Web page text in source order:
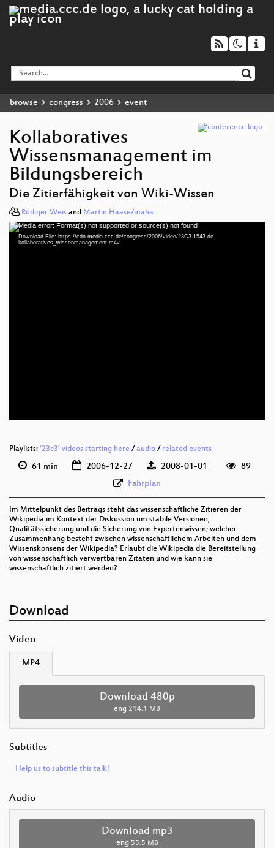
browse congress 2006 event
Kollaboratives
Wissensmanagement im
Bildungsbereich
Die Zitierfähigkeit von Wiki-Wissen
Rüdiger Weis and Martin Haase/maha
Video
Player
Media error: Format(s) not supported or source(s) not found
Download File: https://cdn.media.ccc.de/congress/2006/video/23C3-1543-de-
kollaboratives_wissenmanagement.m4v
Playlists: '23c3' videos starting here /audio / related events
61 min 2006-12-27 2008-01-01
89
Fahrplan
Im Mittelpunkt des Beitrags steht das wissenschaftliche Zitieren der
Wikipedia im Kontext der Diskussion um stabile Versionen,
Qualitätssicherung und die Sicherung von Expertenwissen; welcher
Zusammenhang besteht zwischen wissenschaftlichem Arbeiten und dem
Wissenskonsens der Wikipedia? Erlaubt die Wikipedia die Bereitstellung
von wissenschaftlich verwertbaren Zitaten und wie kann sie
wissenschaftlich zitiert werden?
Download
Video
MP4
Download 480p
eng 214.1 MB
Subtitles
Help us to subtitle this talk!
Audio
Download mp3
eng 55.5 MB